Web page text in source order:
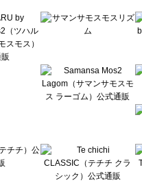
ンキュール）の一覧
べティーズブルー）の一覧
ーティー）の一覧